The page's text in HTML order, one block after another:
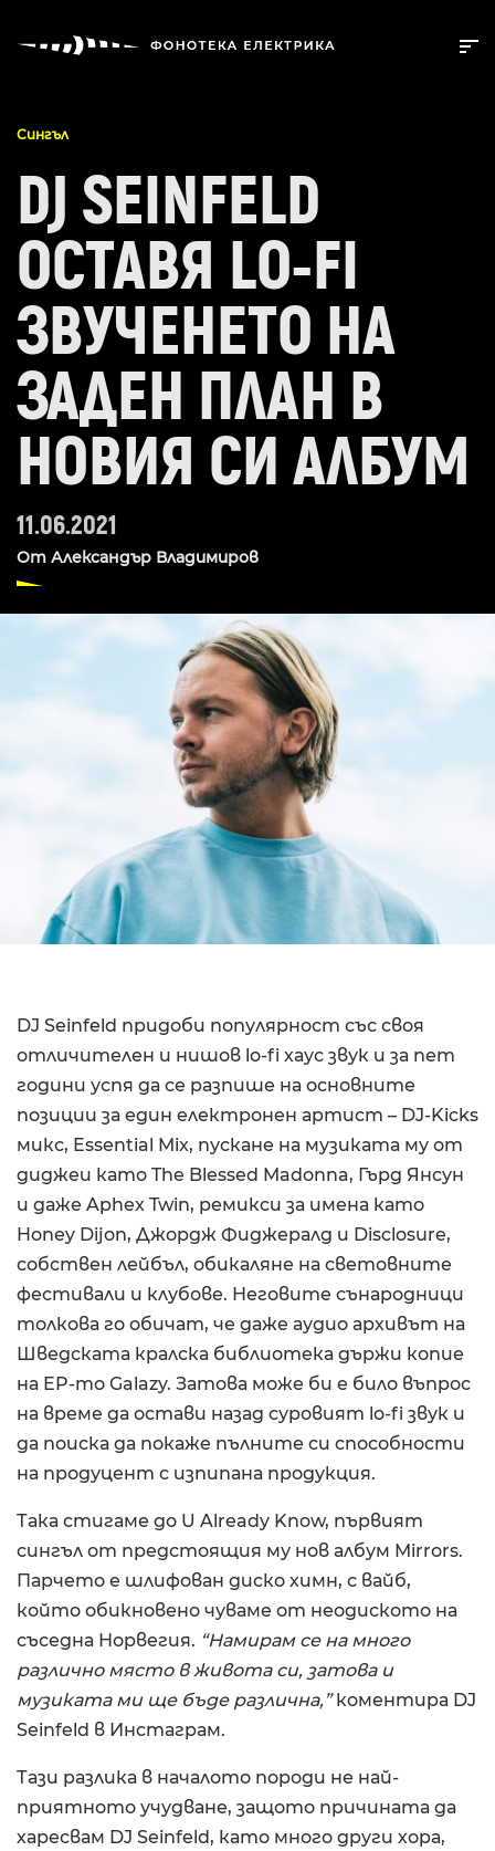
Сингъл
DJ SEINFELD
ОСТАВЯ LO-FI
ЗВУЧЕНЕТО НА
ЗАДЕН ПЛАН В
НОВИЯ СИ АЛБУМ
11.06.2021
От Александър Владимиров
DJ Seinfeld придоби популярност със своя
отличителен и нишов lo-fi хаус звук и за пет
години успя да се разпише на основните
позиции за един електронен артист – DJ-Kicks
микс, Essential Mix, пускане на музиката му от
диджеи като The Blessed Madonna, Гърд Янсун
и даже Aphex Twin, ремикси за имена като
Honey Dijon, Джордж Фиджералд и Disclosure,
собствен лейбъл, обикаляне на световните
фестивали и клубове. Неговите сънародници
толкова го обичат, че даже аудио архивът на
Шведската кралска библиотека държи копие
на EP-то Galazy. Затова може би е било въпрос
на време да остави назад суровият lo-fi звук и
да поиска да покаже пълните си способности
на продуцент с изпипана продукция.
Така стигаме до U Already Know, първият
сингъл от предстоящия му нов албум Mirrors.
Парчето е шлифован диско химн, с вайб,
който обикновено чуваме от неодиското на
съседна Норвегия. “Намирам се на много
различно място в живота си, затова и
музиката ми ще бъде различна,”коментира DJ
Seinfeld в Инстаграм.
Тази разлика в началото породи не най-
приятното учудване, защото причината да
харесвам DJ Seinfeld, като много други хора,